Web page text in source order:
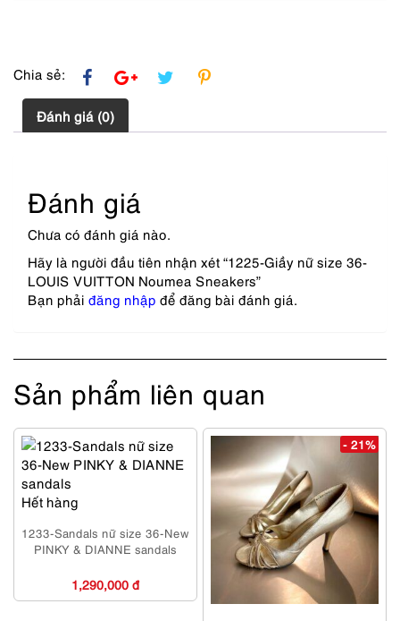
Chia sẻ:
Đánh giá (0)
Đánh giá
Chưa có đánh giá nào.
Hãy là người đầu tiên nhận xét “1225-Giầy nữ size 36-
LOUIS VUITTON Noumea Sneakers”
Bạn phải đăng nhập để đăng bài đánh giá.
Sản phẩm liên quan
Hết hàng
1233-Sandals nữ size 36-New
PINKY & DIANNE sandals
1,290,000 đ
- 21%